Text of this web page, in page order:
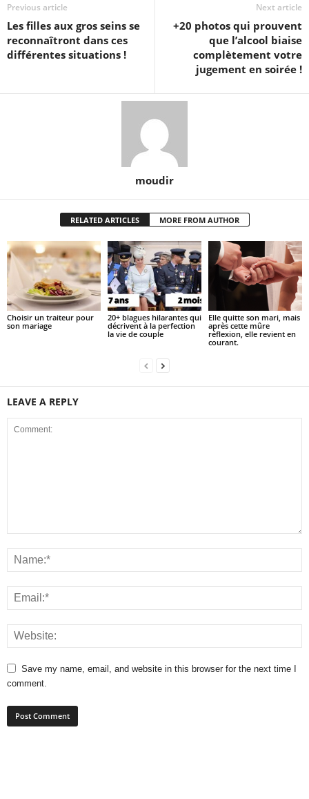
Previous article
Les filles aux gros seins se
reconnaîtront dans ces
différentes situations !
Next article
+20 photos qui prouvent
que l’alcool biaise
complètement votre
jugement en soirée !
moudir
RELATED ARTICLES MORE FROM AUTHOR
Choisir un traiteur pour
son mariage
20+ blagues hilarantes qui
décrivent à la perfection
la vie de couple
Elle quitte son mari, mais
après cette mûre
réflexion, elle revient en
courant.
LEAVE A REPLY
Save my name, email, and website in this browser for the next time I
comment.